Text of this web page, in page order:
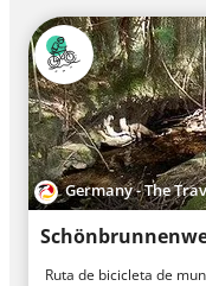
Germany - The
Ruta de bicicleta de